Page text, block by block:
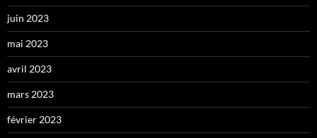
juin 2023
mai 2023
avril 2023
mars 2023
février 2023